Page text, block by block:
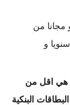
مجانا من
و
هي اقل من
البنكية